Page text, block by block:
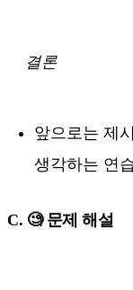
결론
앞으로는 제
생각하는 연
C. 🧐 문제 해설